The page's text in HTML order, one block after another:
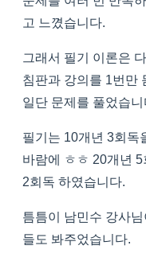
고 느꼈습니다.
그래서 필기 이론은
침판과 강의를 1번만
일단 문제를 풀었습니
필기는 10개년 3회독
바람에 ㅎㅎ 20개년
2회독 하였습니다.
틈틈이 남민수 강사
들도 봐주었습니다.